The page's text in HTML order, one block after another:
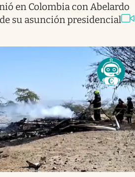
en Colombia con Abelardo
su asunción presidencial